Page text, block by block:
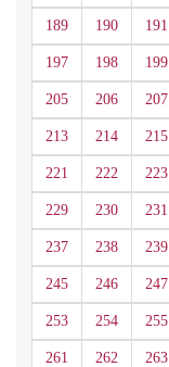
189 190 191
197 198 199
205 206 207
213 214 215
221 222 223
229 230 231
237 238 239
245 246 247
253 254 255
261 262 263